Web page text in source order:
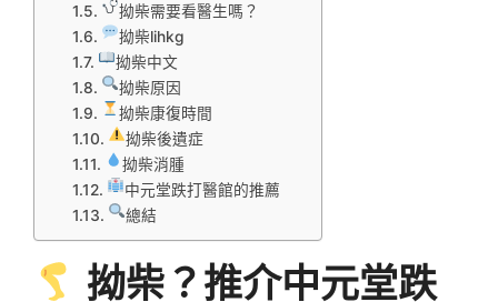
拗柴需要看醫生嗎？
拗柴lihkg
拗柴中文
拗柴原因
拗柴康復時間
拗柴後遺症
拗柴消腫
中元堂跌打醫館的推薦
總結
拗柴？推介中元堂跌